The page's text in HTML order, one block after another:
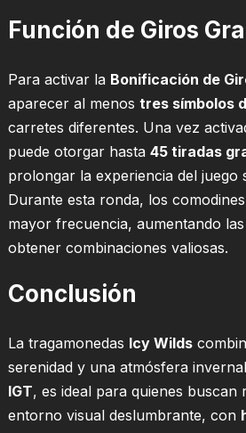
Función de Giros
Para activar la Bonificación de
aparecer al menos tres símbolos
carretes diferentes. Una vez
puede otorgar hasta 45 tiradas
prolongar la experiencia del juego
Durante esta ronda, los
mayor frecuencia, aumentando las
obtener combinaciones valiosas.
Conclusión
La tragamonedas Icy Wilds
serenidad y una atmósfera
IGT, es ideal para quienes buscan
entorno visual deslumbrante, con